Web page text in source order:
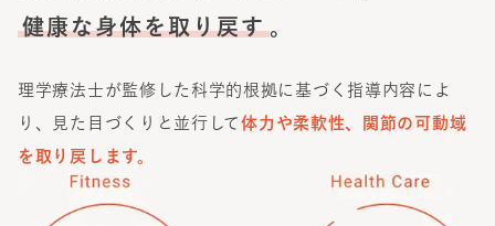
健康な身体を取り戻す 。
理学療法士が監修した科学的根拠に基づく指導内容によ
り、見た目づくりと並行して体力や柔軟性、関節の可動域
を取り戻します。